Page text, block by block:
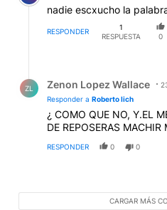
nadie escxucho la
RESPONDER
1
RESPUESTA
0
ZL Zenon Lopez Wallace
Responder a Roberto lich
¿ COMO QUE NO, Y.EL
DE REPOSERAS MACHIR
RESPONDER 0 0
CARGAR MÁS